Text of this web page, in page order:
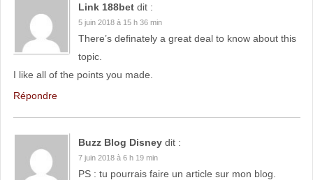
Link 188bet dit :
5 juin 2018 à 15 h 36 min
There’s definately a great deal to know about this
topic.
I like all of the points you made.
Répondre
Buzz Blog Disney dit :
7 juin 2018 à 6 h 19 min
PS : tu pourrais faire un article sur mon blog.